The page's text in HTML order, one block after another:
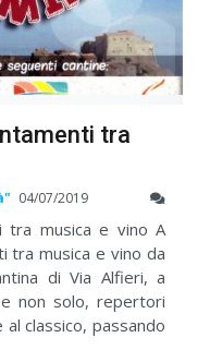
tra
04/07/2019
tra musica e vino A
tra musica e vino da
di Via Alfieri, a
e non solo, repertori
classico, passando